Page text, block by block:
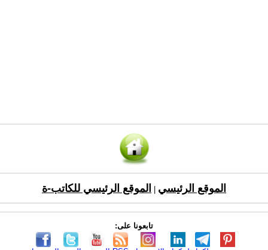
الموقع الرئيسي الموقع الرئيسي للكاتب-ة
تابعونا على: